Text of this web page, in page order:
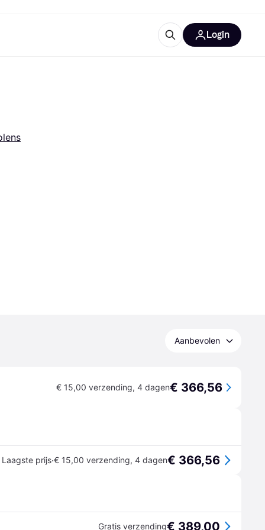
Login
Aanbevolen
€ 15,00 verzending, 4 dagen€ 366,56
Laagste prijs·€ 15,00 verzending, 4 dagen€ 366,56
Gratis verzending€ 389,00